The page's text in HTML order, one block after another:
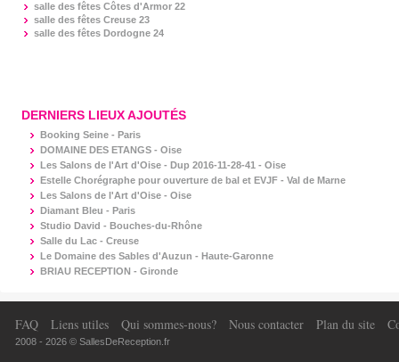
salle des fêtes Côtes d'Armor 22
salle des fêtes Creuse 23
salle des fêtes Dordogne 24
DERNIERS LIEUX AJOUTÉS
Booking Seine - Paris
DOMAINE DES ETANGS - Oise
Les Salons de l'Art d'Oise - Dup 2016-11-28-41 - Oise
Estelle Chorégraphe pour ouverture de bal et EVJF - Val de Marne
Les Salons de l'Art d'Oise - Oise
Diamant Bleu - Paris
Studio David - Bouches-du-Rhône
Salle du Lac - Creuse
Le Domaine des Sables d'Auzun - Haute-Garonne
BRIAU RECEPTION - Gironde
FAQ Liens utiles Qui sommes-nous? Nous contacter Plan du site
2008 - 2026 © SallesDeReception.fr